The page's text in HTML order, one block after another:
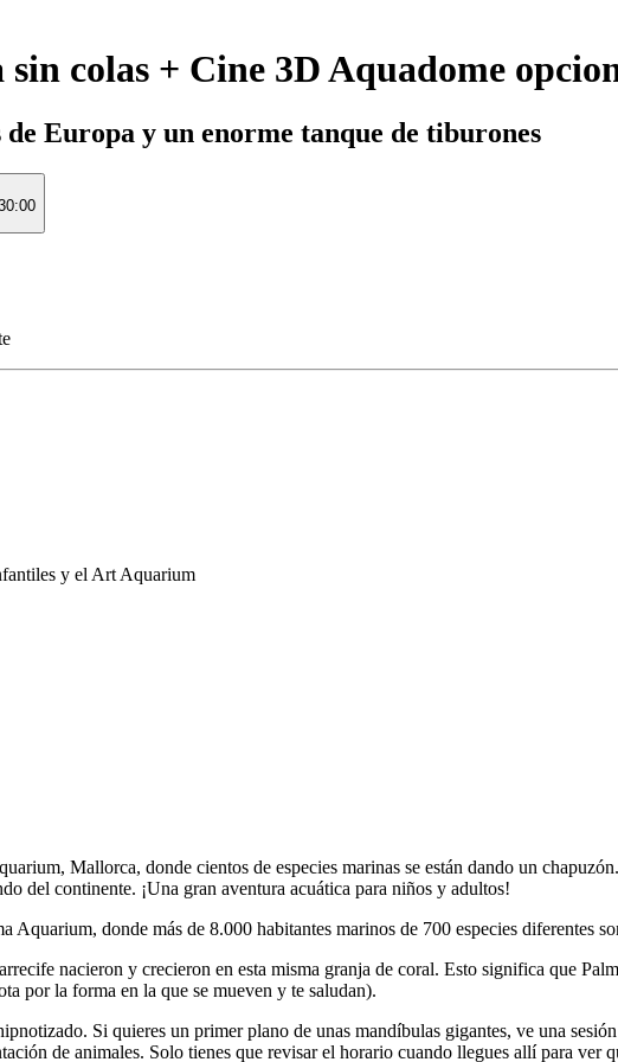
colas + Cine 3D Aquadome
Europa y un enorme tanque de tiburones
y el Art Aquarium
Mallorca, donde cientos de especies marinas se están dando un
del continente. ¡Una gran aventura acuática para niños y adultos!
Aquarium, donde más de 8.000 habitantes marinos de 700 especies diferentes
nacieron y crecieron en esta misma granja de coral. Esto significa que
por la forma en la que se mueven y te saludan).
Si quieres un primer plano de unas mandíbulas gigantes, ve una
de animales. Solo tienes que revisar el horario cuando llegues allí para ver